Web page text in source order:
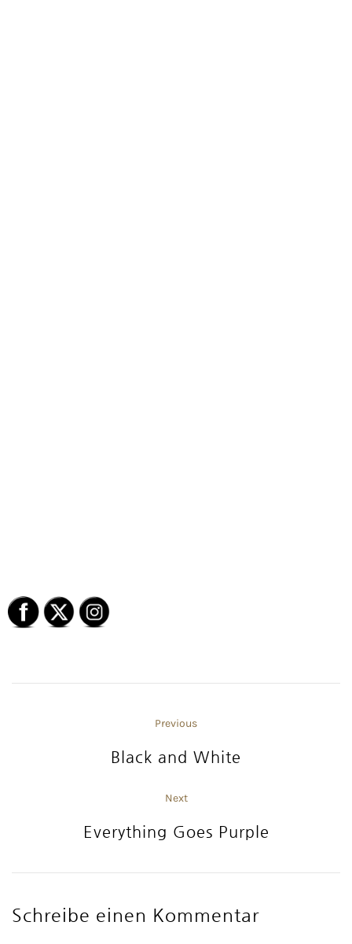
Previous
Black and White
Next
Everything Goes Purple
Schreibe einen Kommentar